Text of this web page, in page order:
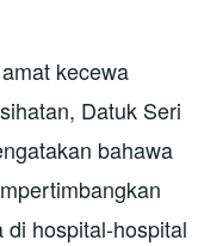
amat kecewa
Datuk Seri
bahawa
hospital-hospital